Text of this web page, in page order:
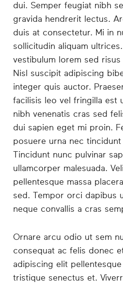
dui. Semper feugiat nibh
gravida hendrerit lectus.
duis at consectetur. Mi in
sollicitudin aliquam
vestibulum lorem sed
Nisl suscipit adipiscing
integer quis auctor.
facilisis leo vel fringilla est
nibh venenatis cras sed
dui sapien eget mi proin.
posuere urna nec
Tincidunt nunc pulvinar
ullamcorper malesuada.
pellentesque massa
sed. Tempor orci dapibus
neque convallis a cras
Ornare arcu odio ut sem
consequat ac felis donec
adipiscing elit
tristique senectus et.